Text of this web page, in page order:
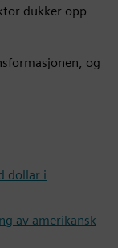
dukker opp
og
dollar i
av amerikansk